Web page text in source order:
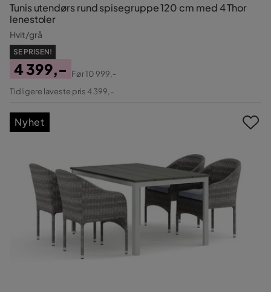
Tunis utendørs rund spisegruppe 120 cm med 4 Thor
lenestoler
Hvit/grå
SE PRISEN!
Pris
4 399,-
Original
Før10 999,-
Tidligere laveste pris 4 399,-
Nyhet